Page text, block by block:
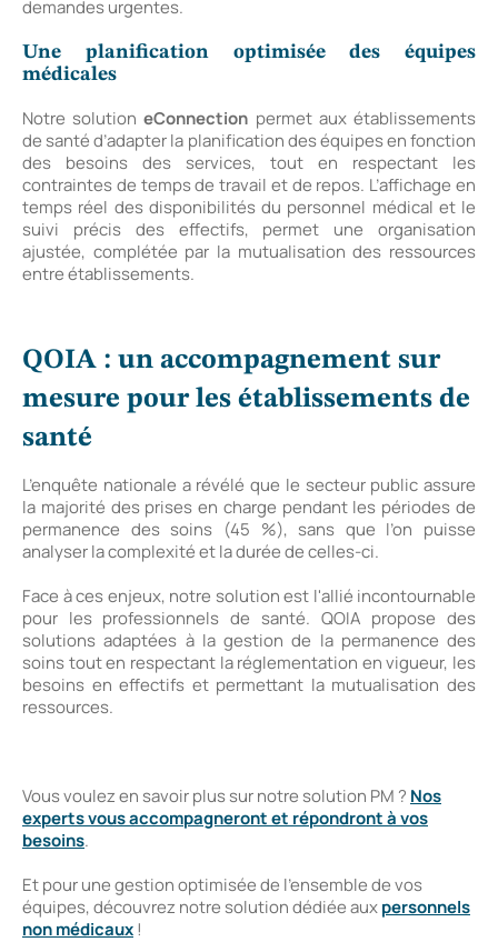
demandes urgentes.
Une planification optimisée des équipes
médicales
Notre solutioneConnection permet aux établissements
de santé d’adapter la planification des équipes en fonction
des besoins des services, tout en respectant les
contraintes de temps de travail et de repos. L’affichage en
temps réel des disponibilités du personnel médical et le
suivi précis des effectifs, permet une organisation
ajustée, complétée par la mutualisation des ressources
entre établissements.
QOIA : un accompagnement sur
mesure pour les établissements de
santé
L’enquête nationale a révélé que le secteur public assure
la majorité des prises en charge pendant les périodes de
permanence des soins (45 %), sans que l’on puisse
analyser la complexité et la durée de celles-ci.
Face à ces enjeux, notre solution est l'allié incontournable
pour les professionnels de santé. QOIA propose des
solutions adaptées à la gestion de la permanence des
soins tout en respectant la réglementation en vigueur, les
besoins en effectifs et permettant la mutualisation des
ressources.
Vous voulez en savoir plus sur notre solution PM ? Nos
experts vous accompagneront et répondront à vos
besoins.
Et pour une gestion optimisée de l’ensemble de vos
équipes, découvrez notre solution dédiée auxpersonnels
non médicaux!